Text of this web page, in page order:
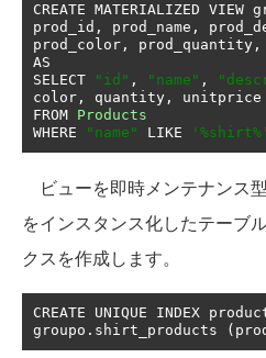
CREATE MATERIALIZED VIEW
prod_id , prod_name ,
prod_color , prod_quantity ,
AS
SELECT
"id" , "name" ,
color , quantity ,
unitprice
FROM Products
WHERE
"name" LIKE '%shirt%'
ビューを即時メンテナンス
をインスタンス化したテーブ
クスを作成します。
CREATE UNIQUE INDEX
groupo . shirt_products (